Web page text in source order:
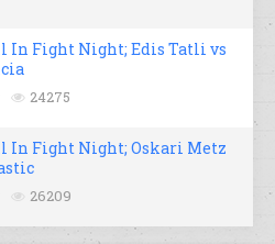
In Fight Night; Edis Tatli vs
24275
In Fight Night; Oskari Metz
26209